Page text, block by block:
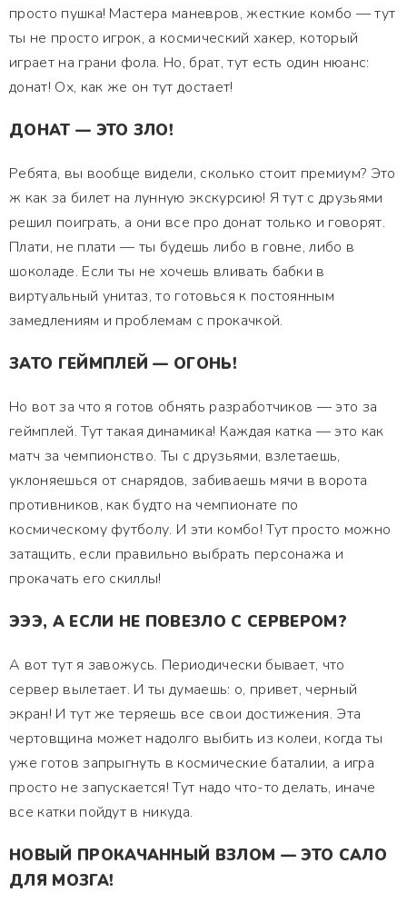
просто пушка! Мастера маневров, жесткие комбо — тут
ты не просто игрок, а космический хакер, который
играет на грани фола. Но, брат, тут есть один нюанс:
донат! Ох, как же он тут достает!
ДОНАТ — ЭТО ЗЛО!
Ребята, вы вообще видели, сколько стоит премиум? Это
ж как за билет на лунную экскурсию! Я тут с друзьями
решил поиграть, а они все про донат только и говорят.
Плати, не плати — ты будешь либо в говне, либо в
шоколаде. Если ты не хочешь вливать бабки в
виртуальный унитаз, то готовься к постоянным
замедлениям и проблемам с прокачкой.
ЗАТО ГЕЙМПЛЕЙ — ОГОНЬ!
Но вот за что я готов обнять разработчиков — это за
геймплей. Тут такая динамика! Каждая катка — это как
матч за чемпионство. Ты с друзьями, взлетаешь,
уклоняешься от снарядов, забиваешь мячи в ворота
противников, как будто на чемпионате по
космическому футболу. И эти комбо! Тут просто можно
затащить, если правильно выбрать персонажа и
прокачать его скиллы!
ЭЭЭ, А ЕСЛИ НЕ ПОВЕЗЛО С СЕРВЕРОМ?
А вот тут я завожусь. Периодически бывает, что
сервер вылетает. И ты думаешь: о, привет, черный
экран! И тут же теряешь все свои достижения. Эта
чертовщина может надолго выбить из колеи, когда ты
уже готов запрыгнуть в космические баталии, а игра
просто не запускается! Тут надо что-то делать, иначе
все катки пойдут в никуда.
НОВЫЙ ПРОКАЧАННЫЙ ВЗЛОМ — ЭТО САЛО
ДЛЯ МОЗГА!